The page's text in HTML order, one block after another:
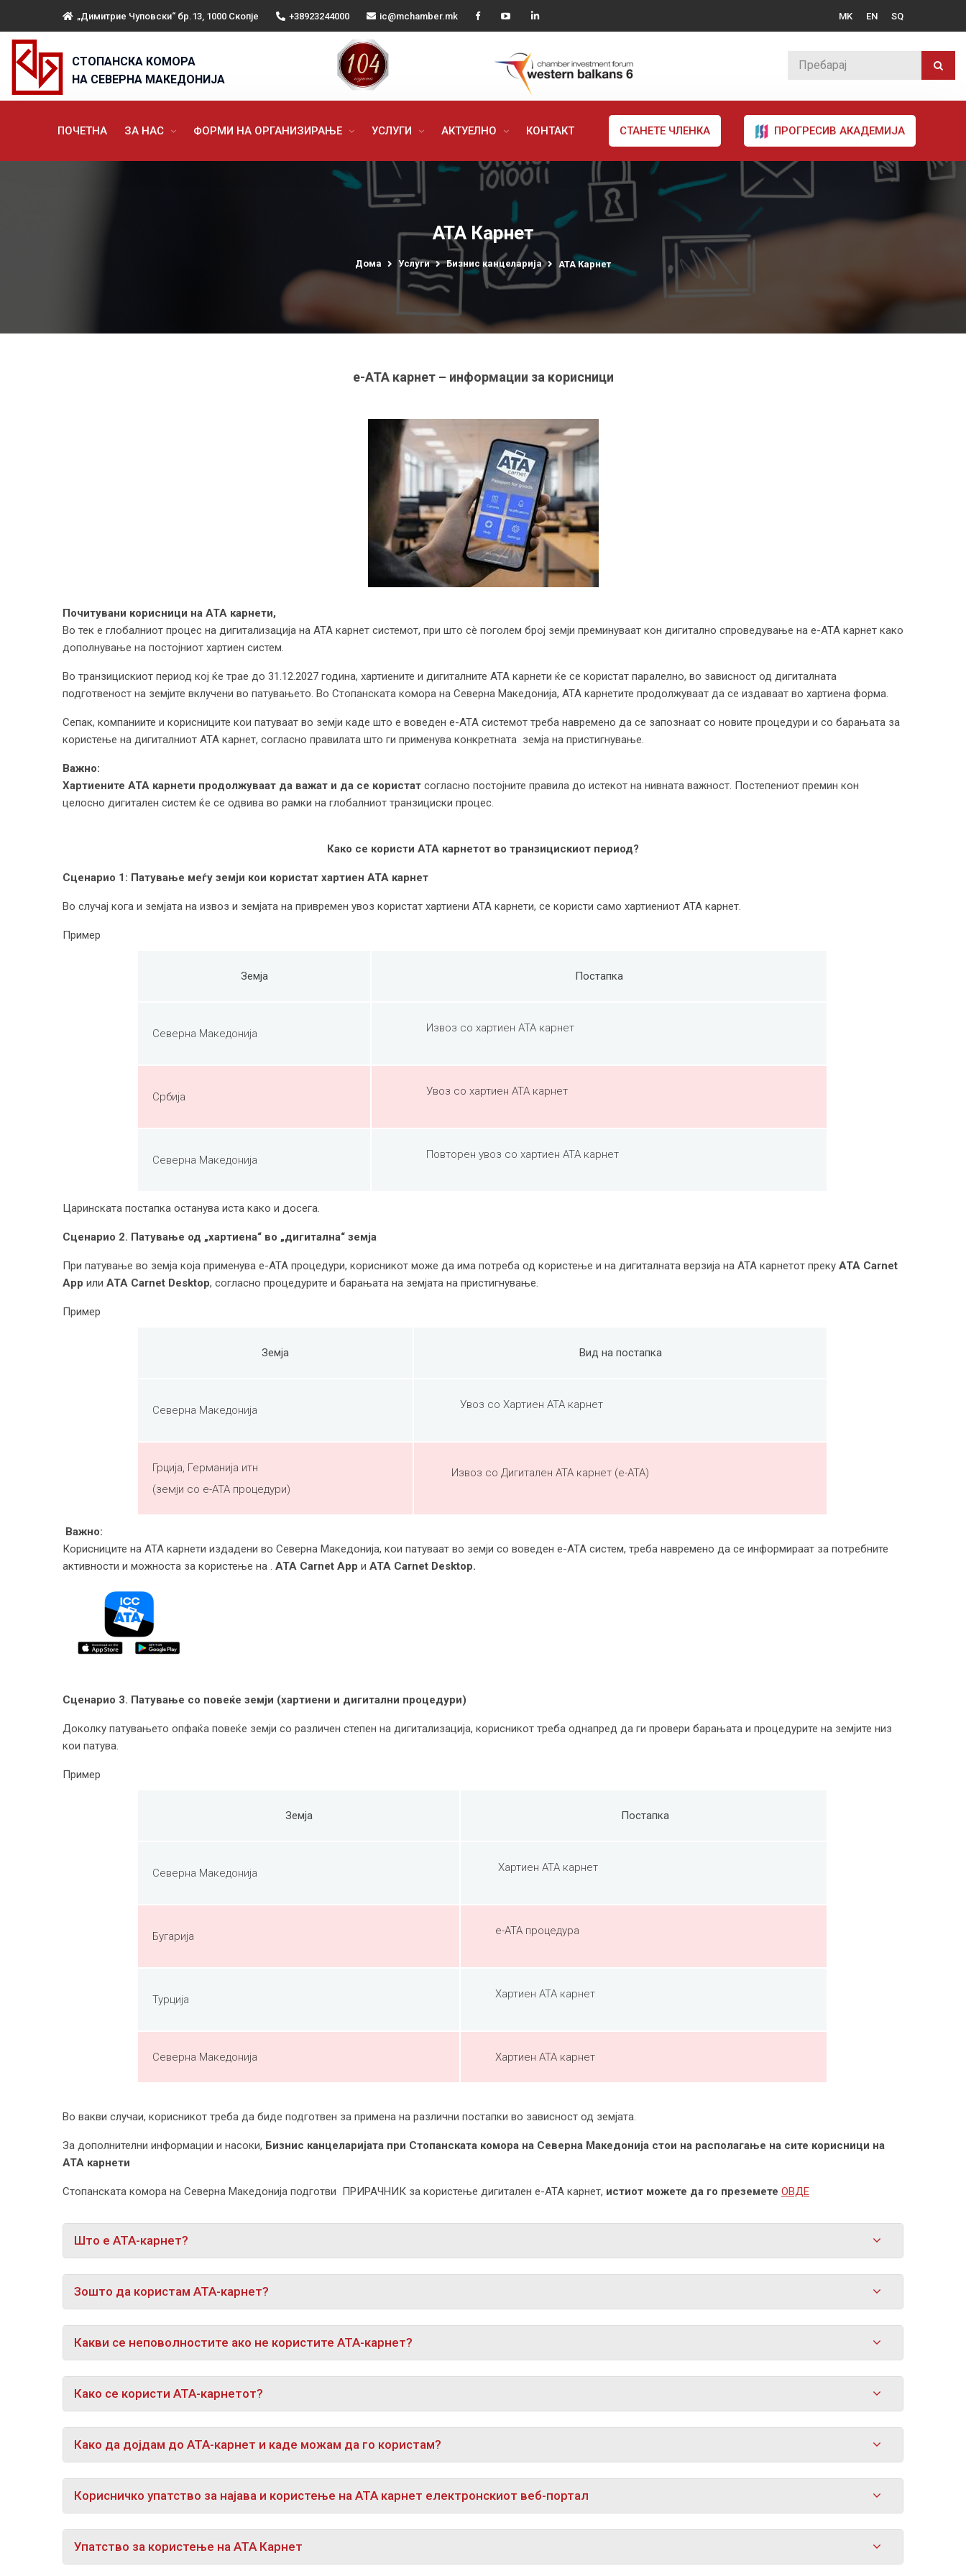
„Димитрие Чуповски“ бр.13, 1000 Скопје +38923244000 ic@mchamber.mk MK EN SQ
СТОПАНСКА КОМОРА
НА СЕВЕРНА МАКЕДОНИЈА
ПОЧЕТНА ЗА НАС ФОРМИ НА ОРГАНИЗИРАЊЕ УСЛУГИ АКТУЕЛНО КОНТАКТ СТАНЕТЕ ЧЛЕНКА ПРОГРЕСИВ АКАДЕМИЈА
АТА Карнет
Дома Услуги Бизнис канцеларија АТА Карнет
e-ATA карнет – информации за корисници
Почитувани корисници на ATA карнети,
Во тек е глобалниот процес на дигитализација на ATA карнет системот, при што сè поголем број земји преминуваат кон дигитално спроведување на е-ATA карнет како
дополнување на постојниот хартиен систем.
Во транзицискиот период кој ќе трае до 31.12.2027 година, хартиените и дигиталните ATA карнети ќе се користат паралелно, во зависност од дигиталната
подготвеност на земјите вклучени во патувањето. Во Стопанската комора нa Северна Македонија, ATA карнетите продолжуваат да се издаваат во хартиена форма.
Сепак, компаниите и корисниците кои патуваат во земји каде што е воведен e-ATA системот треба навремено да се запознаат со новите процедури и со барањата за
користење на дигиталниот ATA карнет, согласно правилата што ги применува конкретната земја на пристигнување.
Важно:
Хартиените ATA карнети продолжуваат да важат и да се користат согласно постојните правила до истекот на нивната важност. Постепениот премин кон
целосно дигитален систем ќе се одвива во рамки на глобалниот транзициски процес.
Како се користи ATA карнетот во транзицискиот период?
Сценарио 1: Патување меѓу земји кои користат хартиен ATA карнет
Во случај кога и земјата на извоз и земјата на привремен увоз користат хартиени ATA карнети, се користи само хартиениот ATA карнет.
Пример
Земја Постапка
Северна Македонија Извоз со хартиен ATA карнет
Србија Увоз со хартиен ATA карнет
Северна Македонија Повторен увоз со хартиен ATA карнет
Царинската постапка останува иста како и досега.
Сценарио 2. Патување од „хартиена“ во „дигитална“ земја
При патување во земја која применува e-ATA процедури, корисникот може да има потреба од користење и на дигиталната верзија на ATA карнетот преку ATA Carnet
App или ATA Carnet Desktop, согласно процедурите и барањата на земјата на пристигнување.
Пример
Земја Вид на постапка
Северна Македонија Увоз со Хартиен ATA карнет
Грција, Германија итн
(земји со e-ATA процедури)
Извоз со Дигитален ATA карнет (e-ATA)
Важно:
Корисниците на ATA карнети издадени во Северна Македонија, кои патуваат во земји со воведен e-ATA систем, треба навремено да се информираат за потребните
активности и можноста за користење на . ATA Carnet App и ATA Carnet Desktop.
Сценарио 3. Патување со повеќе земји (хартиени и дигитални процедури)
Доколку патувањето опфаќа повеќе земји со различен степен на дигитализација, корисникот треба однапред да ги провери барањата и процедурите на земјите низ
кои патува.
Пример
Земја Постапка
Северна Македонија Хартиен ATA карнет
Бугарија e-ATA процедура
Турција Хартиен ATA карнет
Северна Македонија Хартиен ATA карнет
Во вакви случаи, корисникот треба да биде подготвен за примена на различни постапки во зависност од земјата.
За дополнителни информации и насоки, Бизнис канцеларијата при Стопанската комора на Северна Македонија стои на располагање на сите корисници на
ATA карнети
Стопанската комора на Северна Македонија подготви ПРИРАЧНИК за користење дигитален e-АТА карнет, истиот можете да го преземете ОВДЕ
Што е АТА-карнет?
Зошто да користам АТА-карнет?
Какви се неповолностите ако не користите АТА-карнет?
Како се користи АТА-карнетот?
Како да дојдам до АТА-карнет и каде можам да го користам?
Корисничко упатство за најава и користење на АТА карнет електронскиот веб-портал
Упатство за користење на АТА Карнет